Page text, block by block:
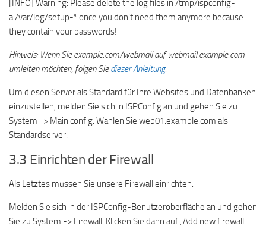
[INFO] Warning: Please delete the log files in /tmp/ispconfig-
ai/var/log/setup-* once you don’t need them anymore because
they contain your passwords!
Hinweis: Wenn Sie example.com/webmail auf webmail.example.com
umleiten möchten, folgen Siedieser Anleitung.
Um diesen Server als Standard für Ihre Websites und Datenbanken
einzustellen, melden Sie sich in ISPConfig an und gehen Sie zu
System -> Main config. Wählen Sie web01.example.com als
Standardserver.
3.3 Einrichten der Firewall
Als Letztes müssen Sie unsere Firewall einrichten.
Melden Sie sich in der ISPConfig-Benutzeroberfläche an und gehen
Sie zu System -> Firewall. Klicken Sie dann auf „Add new firewall